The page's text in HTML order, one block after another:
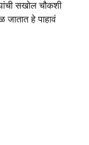
सखोल चौकशी
जातात हे पाहावं